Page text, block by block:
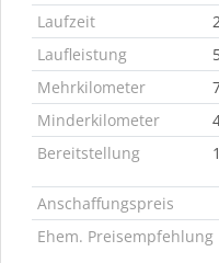
Laufzeit
Laufleistung
Mehrkilometer
Minderkilometer
Bereitstellung
Anschaffungspreis
Ehem. Preisempfehlung